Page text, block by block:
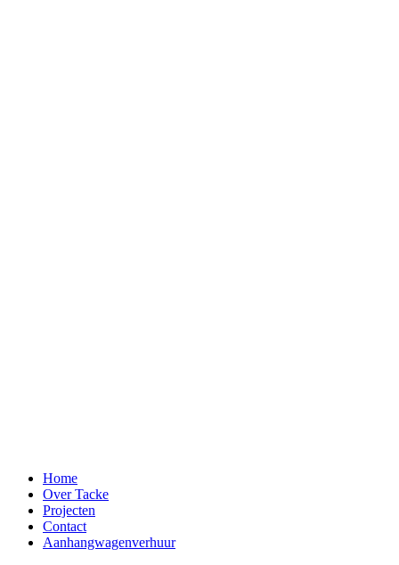
Home
Over Tacke
Projecten
Contact
Aanhangwagenverhuur